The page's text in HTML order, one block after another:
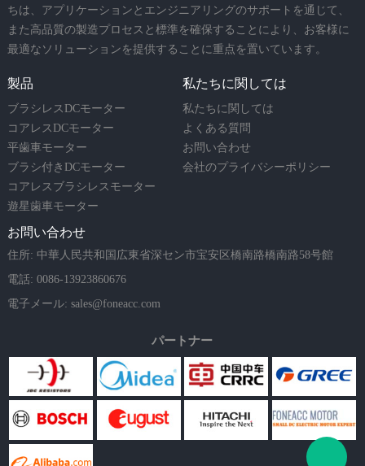
ちは、アプリケーションとエンジニアリングのサポートを通じて、
また高品質の製造プロセスと標準を確保することにより、お客様に
最適なソリューションを提供することに重点を置いています。
製品
ブラシレスDCモーター
コアレスDCモーター
平歯車モーター
ブラシ付きDCモーター
コアレスブラシレスモーター
遊星歯車モーター
私たちに関しては
私たちに関しては
よくある質問
お問い合わせ
会社のプライバシーポリシー
お問い合わせ
住所: 中華人民共和国広東省深セン市宝安区橋南路橋南路58号館
電話: 0086-13923860676
電子メール: sales@foneacc.com
パートナー